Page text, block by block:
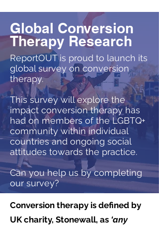
Global Conversion
Therapy Research
ReportOUT is proud to launch its
global survey on conversion
therapy.
This survey will explore the
impact conversion therapy has
had on members of the LGBTQ+
community within individual
countries and ongoing social
attitudes towards the practice.
Can you help us by completing
our survey?
Conversion therapy is defined by
UK charity, Stonewall, as ‘any